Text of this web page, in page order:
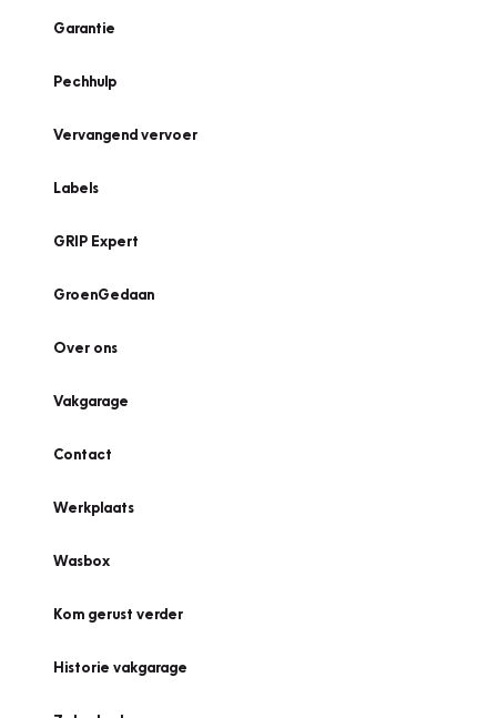
Garantie
Pechhulp
Vervangend vervoer
Labels
GRIP Expert
GroenGedaan
Over ons
Vakgarage
Contact
Werkplaats
Wasbox
Kom gerust verder
Historie vakgarage